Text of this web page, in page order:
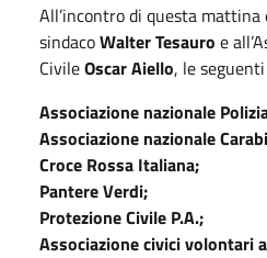
All’incontro di questa
sindacoWalter Tesauro e
CivileOscar Aiello, le
Associazione nazionale
Associazione nazionale
Croce Rossa Italiana;
Pantere Verdi;
Protezione Civile P.A.;
Associazione civici volontari